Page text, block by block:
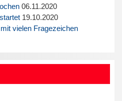
06.11.2020
19.10.2020
vielen Fragezeichen